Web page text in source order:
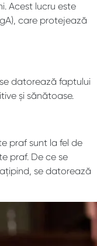
Acest lucru este
care protejează
datorează faptului
și sănătoase.
praf sunt la fel de
praf. De ce se
se datorează